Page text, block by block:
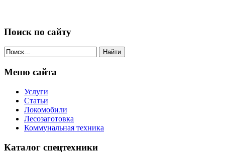
Поиск по сайту
Найти
Меню сайта
Услуги
Статьи
Локомобили
Лесозаготовка
Коммунальная техника
Каталог спецтехники